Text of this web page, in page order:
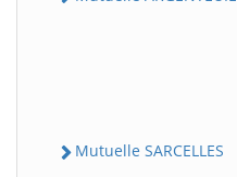
Mutuelle SARCELLES